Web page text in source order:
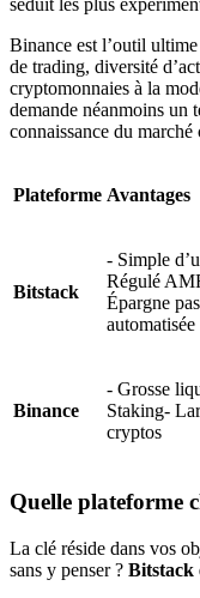
séduit les plus
Binance est l’outil
de trading, diversité
cryptomonnaies à la
demande néanmoins un
connaissance du marché
Plateforme Avantages
Bitstack
- Simple
Régulé
Épargne
automatisée
Binance
- Grosse
Staking-
cryptos
Quelle plateforme
La clé réside dans vos
sans y penser ? Bitstack